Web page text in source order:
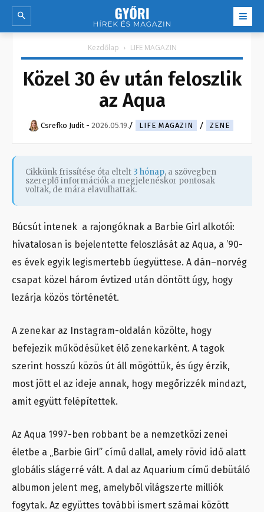
Kezdőlap LIFE MAGAZIN
Közel 30 év után feloszlik
az Aqua
Csrefko Judit - 2026.05.19. LIFE MAGAZIN ZENE
Cikkünk frissítése óta eltelt 3 hónap, a szövegben
szereplő információk a megjelenéskor pontosak
voltak, de mára elavulhattak.
Búcsút intenek a rajongóknak a Barbie Girl alkotói:
hivatalosan is bejelentette feloszlását az Aqua, a ’90-
es évek egyik legismertebb úegyüttese. A dán–norvég
csapat közel három évtized után döntött úgy, hogy
lezárja közös történetét.
A zenekar az Instagram-oldalán közölte, hogy
befejezik működésüket élő zenekarként. A tagok
szerint hosszú közös út áll mögöttük, és úgy érzik,
most jött el az ideje annak, hogy megőrizzék mindazt,
amit együtt felépítettek.
Az Aqua 1997-ben robbant be a nemzetközi zenei
életbe a „Barbie Girl” című dallal, amely rövid idő alatt
globális slágerré vált. A dal az Aquarium című debütáló
albumon jelent meg, amelyből világszerte milliók
fogytak. Az együttes további ismert számai között